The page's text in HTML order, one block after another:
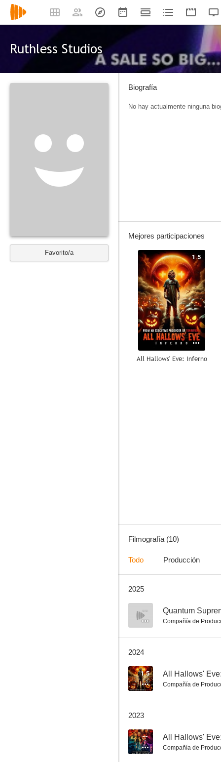
Ruthless Studios
Favorito/a
Biografía
No hay actualmente ninguna
Mejores participaciones
1.5
All Hallows' Eve: Inferno
--
Filmografía (10)
Todo Producción
2025
-- Quantum
Compañía de
2024
1.5 All Hallows'
Compañía de
2023
-- All Hallows'
Compañía de